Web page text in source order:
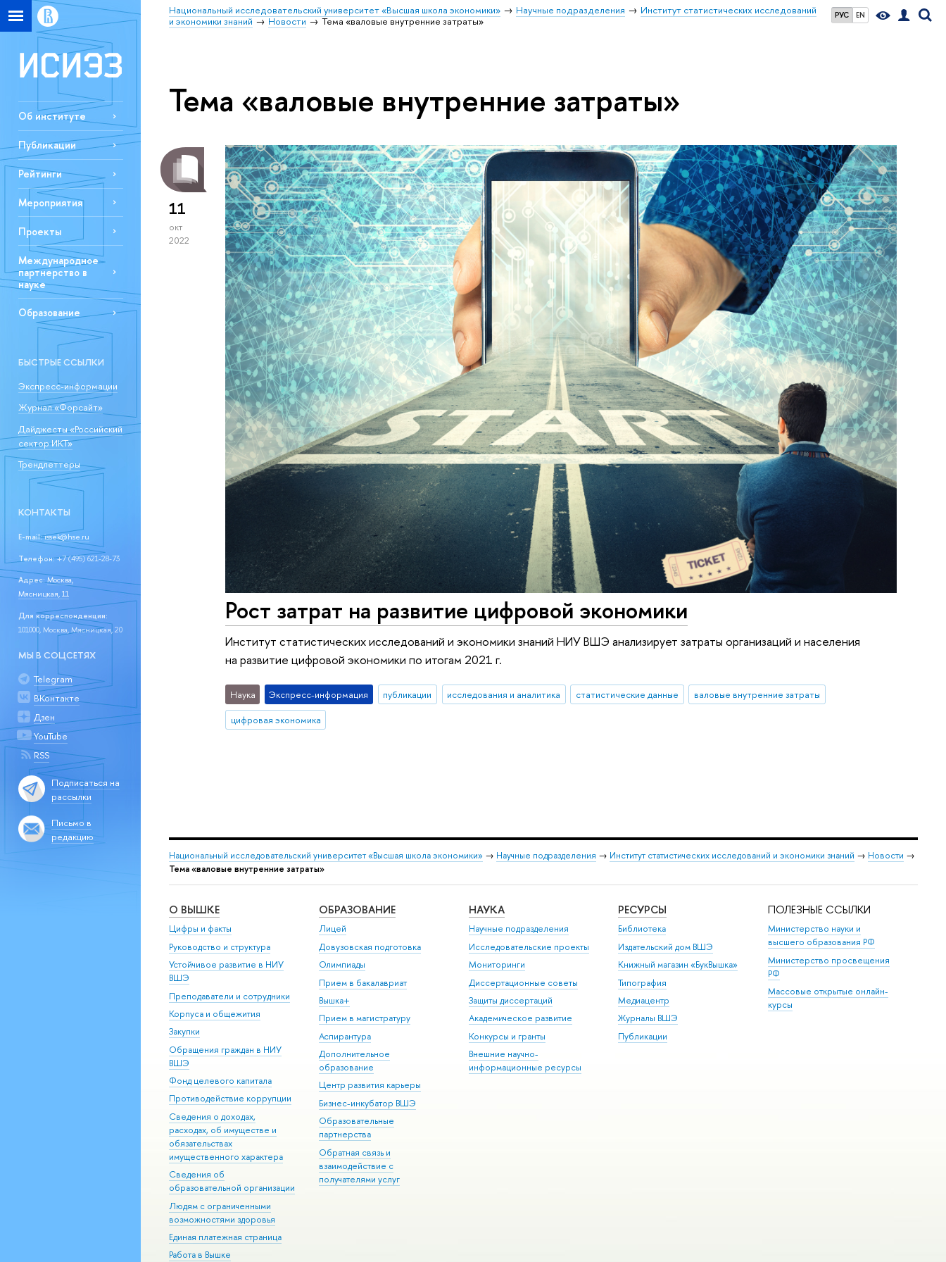
РУС EN
Национальный исследовательский университет «Высшая школа экономики» Научные подразделения
Институт статистических исследований
и экономики знаний
Новости Тема «валовые внутренние затраты»
Об институте
Публикации
Рейтинги
Мероприятия
Проекты
Международное
партнерство в
науке
Образование
БЫСТРЫЕ ССЫЛКИ
Экспресс-информации
Журнал «Форсайт»
Дайджесты «Российский
сектор ИКТ»
Трендлеттеры
КОНТАКТЫ
E-mail:issek@hse.ru
Телефон:+7 (495) 621-28-73
Адрес: Москва,
Мясницкая, 11
Для корреспонденции:
101000, Москва, Мясницкая, 20
МЫ В СОЦСЕТЯХ
Telegram
ВКонтакте
Дзен
YouTube
RSS
Подписаться на
рассылки
Письмо в
редакцию
Тема «валовые внутренние затраты»
11
окт
2022
Рост затрат на развитие цифровой экономики
Институт статистических исследований и экономики знаний НИУ ВШЭ анализирует затраты организаций и населения
на развитие цифровой экономики по итогам 2021 г.
Наука Экспресс-информация публикации исследования и аналитика статистические данные
валовые внутренние затраты
цифровая экономика
Национальный исследовательский университет «Высшая школа экономики» → Научные подразделения → Институт статистических исследований и экономики знаний → Новости →
Тема «валовые внутренние затраты»
О ВЫШКЕ
Цифры и факты
Руководство и структура
Устойчивое развитие в НИУ
ВШЭ
Преподаватели и сотрудники
Корпуса и общежития
Закупки
Обращения граждан в НИУ
ВШЭ
Фонд целевого капитала
Противодействие коррупции
Сведения о доходах,
расходах, об имуществе и
обязательствах
имущественного характера
Сведения об
образовательной организации
Людям с ограниченными
возможностями здоровья
Единая платежная страница
Работа в Вышке
ОБРАЗОВАНИЕ
Лицей
Довузовская подготовка
Олимпиады
Прием в бакалавриат
Вышка+
Прием в магистратуру
Аспирантура
Дополнительное
образование
Центр развития карьеры
Бизнес-инкубатор ВШЭ
Образовательные
партнерства
Обратная связь и
взаимодействие с
получателями услуг
НАУКА
Научные подразделения
Исследовательские проекты
Мониторинги
Диссертационные советы
Защиты диссертаций
Академическое развитие
Конкурсы и гранты
Внешние научно-
информационные ресурсы
РЕСУРСЫ
Библиотека
Издательский дом ВШЭ
Книжный магазин «БукВышка»
Типография
Медиацентр
Журналы ВШЭ
Публикации
ПОЛЕЗНЫЕ ССЫЛКИ
Министерство науки и
высшего образования РФ
Министерство просвещения
РФ
Массовые открытые онлайн-
курсы